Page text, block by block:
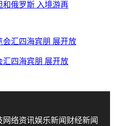
和俄罗斯 入境游再
四海宾朋 展开放
网络资讯娱乐新闻 财经新闻